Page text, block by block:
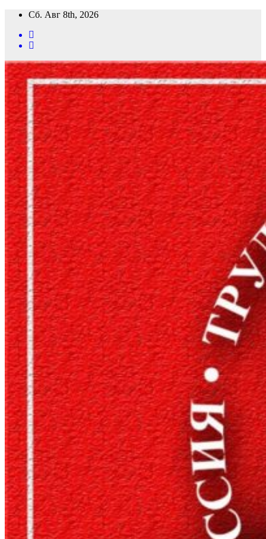
Перейти
содержимому
Сб. Авг 8th, 2026